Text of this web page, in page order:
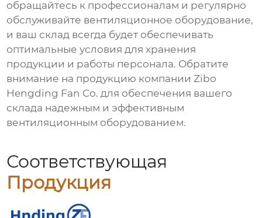
обращайтесь к профессионалам и регулярно
обслуживайте вентиляционное оборудование,
и ваш склад всегда будет обеспечивать
оптимальные условия для хранения
продукции и работы персонала. Обратите
внимание на продукцию компании Zibo
Hengding Fan Co. для обеспечения вашего
склада надежным и эффективным
вентиляционным оборудованием.
Соответствующая
Продукция